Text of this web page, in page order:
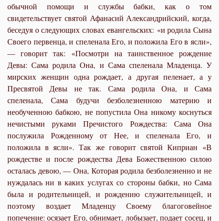
обычной помощи и службы бабки, как о том
свидетельствует святой Афанасий Александрийский, когда,
беседуя о следующих словах евангельских: «и родила Сына
Своего первенца, и спеленала Его, и положила Его в ясли»,
— говорит так: «Посмотри на таинственное рождение
Девы: Сама родила Она, и Сама спеленала Младенца. У
мирских женщин одна рождает, а другая пеленает, а у
Пресвятой Девы не так. Сама родила Она, и Сама
спеленала, Сама будучи безболезненною материю и
необученною бабкою, не попустила Она никому коснуться
нечистыми руками Пречистого Рождества: Сама Она
послужила Рожденному от Нее, и спеленала Его, и
положила в ясли». Так же говорит святой Киприан «В
рождестве и после рождества Дева Божественною силою
осталась девою, — Она, Которая родила безболезненно и не
нуждалась ни в каких услугах со стороны бабки, но Сама
была и родительницей, и рождению служительницей, и
поэтому воздает Младенцу Своему благоговейное
попечение: осязает Его, обнимает, лобызает, подает сосец, и